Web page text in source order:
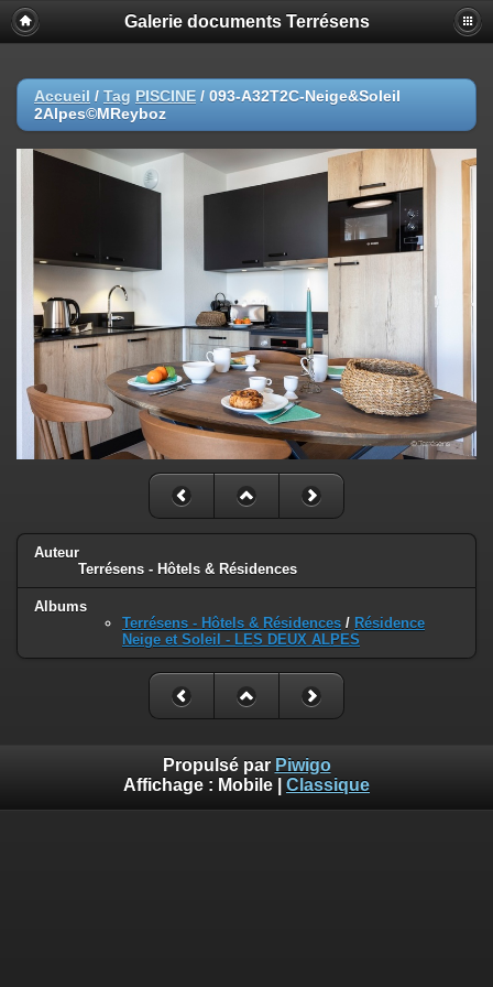
Galerie documents Terrésens
Accueil / Tag PISCINE / 093-A32T2C-Neige&Soleil
2Alpes©MReyboz
Auteur
Terrésens - Hôtels & Résidences
Albums
Terrésens - Hôtels & Résidences / Résidence
Neige et Soleil - LES DEUX ALPES
Propulsé par Piwigo
Affichage : Mobile Classique